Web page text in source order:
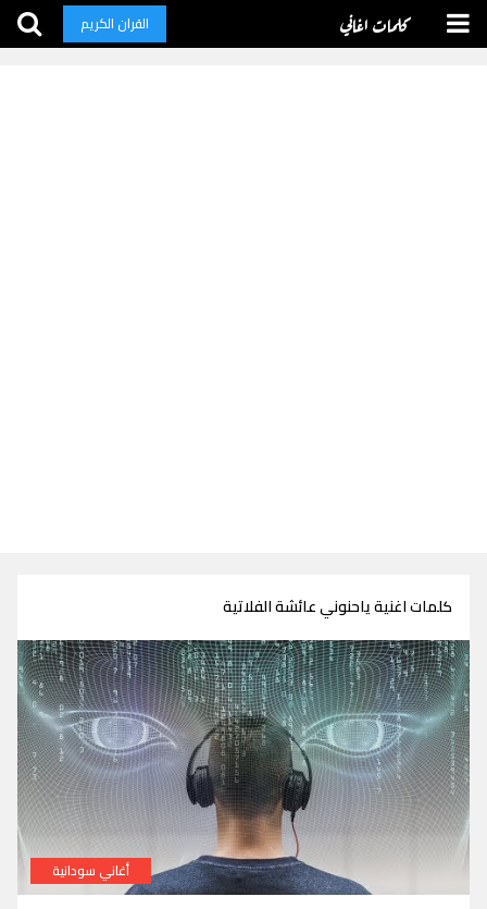
كلمات اغاني القران الكريم
كلمات اغنية ياحنوني عائشة الفلاتية
أغاني سودانية